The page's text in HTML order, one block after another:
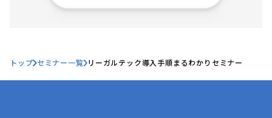
トップ セミナー一覧 リーガルテック導入手順まるわかりセミナー